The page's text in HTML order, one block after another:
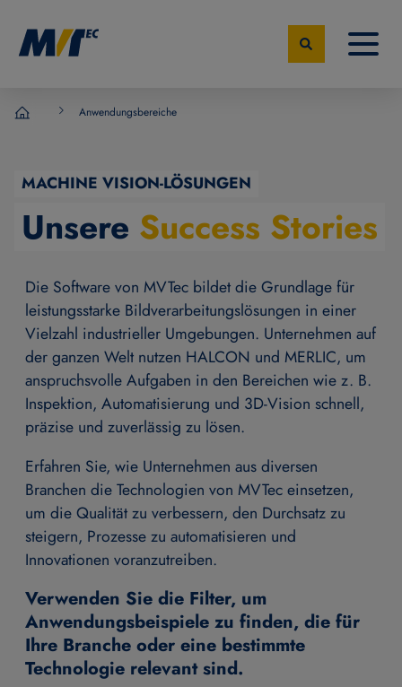
Anwendungsbereiche
MACHINE VISION-LÖSUNGEN
Unsere Success Stories
Die Software von MVTec bildet die Grundlage für
leistungsstarke Bildverarbeitungslösungen in einer
Vielzahl industrieller Umgebungen. Unternehmen auf
der ganzen Welt nutzen HALCON und MERLIC, um
anspruchsvolle Aufgaben in den Bereichen wie z. B.
Inspektion, Automatisierung und 3D-Vision schnell,
präzise und zuverlässig zu lösen.
Erfahren Sie, wie Unternehmen aus diversen
Branchen die Technologien von MVTec einsetzen,
um die Qualität zu verbessern, den Durchsatz zu
steigern, Prozesse zu automatisieren und
Innovationen voranzutreiben.
Verwenden Sie die Filter, um
Anwendungsbeispiele zu finden, die für
Ihre Branche oder eine bestimmte
Technologie relevant sind.